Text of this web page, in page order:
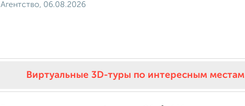
Агентство, 06.08.2026
Виртуальные 3D-туры по интересным местам